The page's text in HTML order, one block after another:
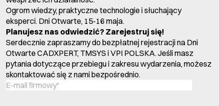
Ogrom wiedzy, praktyczne technologie i słuchający
eksperci. Dni Otwarte, 15-16 maja.
Planujesz nas odwiedzić? Zarejestruj się!
Serdecznie zapraszamy do bezpłatnej rejestracji na Dni
Otwarte CADXPERT, TMSYS i VPI POLSKA. Jeśli masz
pytania dotyczące przebiegu i zakresu wydarzenia, możesz
skontaktować się z nami bezpośrednio.